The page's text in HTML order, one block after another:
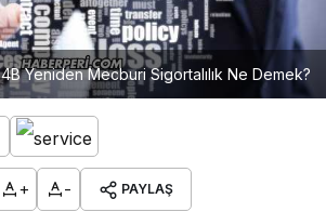
4B Yeniden Mecburi Sigortalılık Ne Demek?
+ - PAYLAŞ